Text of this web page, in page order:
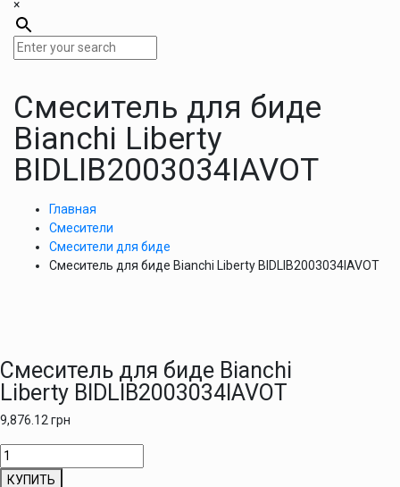
×
Смеситель для биде
Bianchi Liberty
BIDLIB2003034IAVOT
Главная
Смесители
Смесители для биде
Смеситель для биде Bianchi Liberty BIDLIB2003034IAVOT
Смеситель для биде Bianchi
Liberty BIDLIB2003034IAVOT
9,876.12 грн
Количество
товара
КУПИТЬ